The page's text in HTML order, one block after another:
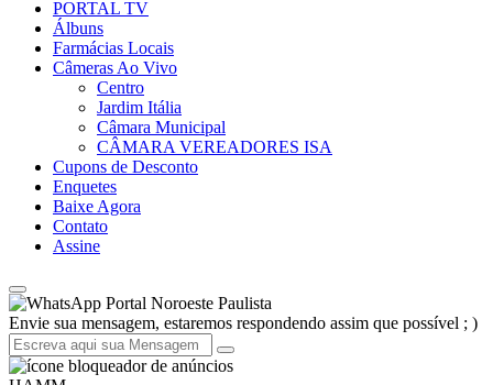
PORTAL TV
Álbuns
Farmácias Locais
Câmeras Ao Vivo
Centro
Jardim Itália
Câmara Municipal
CÂMARA VEREADORES ISA
Cupons de Desconto
Enquetes
Baixe Agora
Contato
Assine
Portal Noroeste Paulista
Envie sua mensagem, estaremos respondendo assim que possível ; )